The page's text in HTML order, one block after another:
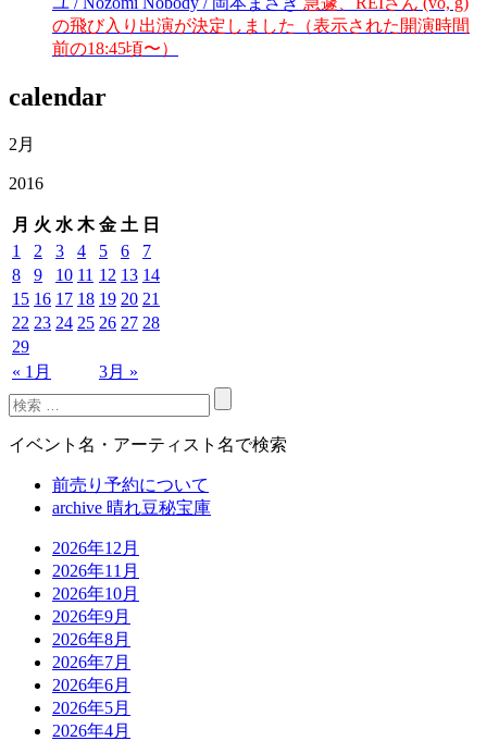
の飛び入り出演が決定しました（表示された開演時間
前の18:45頃〜）
calendar
2月
2016
月 火 水 木 金 土 日
« 1月 3月 »
1 2 3 4 5 6
7
8
9 10 11 12 13 14
15 16 17 18 19 20 21
22 23 24 25 26 27 28
29
イベント名・アーティスト名で検索
前売り予約について
archive 晴れ豆秘宝庫
2026年12月
2026年11月
2026年10月
2026年9月
2026年8月
2026年7月
2026年6月
2026年5月
2026年4月